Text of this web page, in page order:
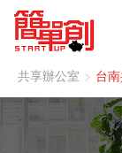
共享辦公室 台